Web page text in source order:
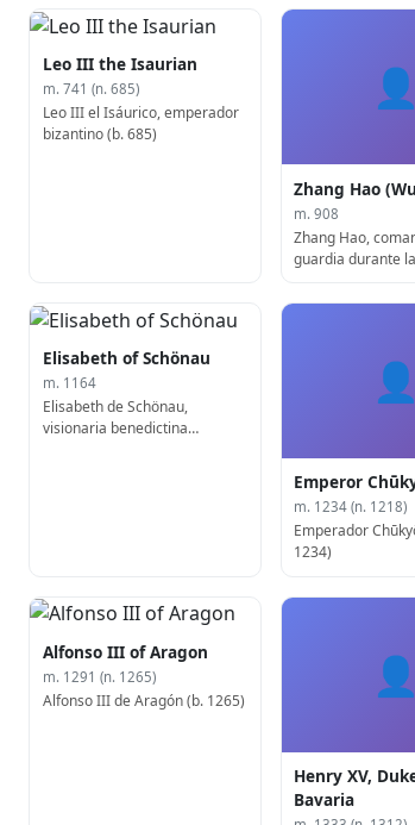
Leo III the Isaurian
m. 741 (n. 685)
Leo III el Isáurico, emperador
bizantino (b. 685)
👤
Zhang Hao
m. 908
Zhang Hao,
guardia durante
Elisabeth of Schönau
m. 1164
Elisabeth de Schönau,
visionaria benedictina
👤
Emperor
m. 1234 (n. 1218)
Emperador
1234)
Alfonso III of Aragon
m. 1291 (n. 1265)
Alfonso III de Aragón (b. 1265)
👤
Henry XV,
Bavaria